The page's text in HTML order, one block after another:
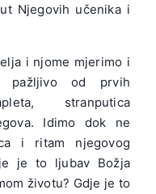
Njegovih učenika i
i njome mjerimo i
pažljivo od prvih
stranputica
Idimo dok ne
i ritam njegovog
je to ljubav Božja
životu? Gdje je to